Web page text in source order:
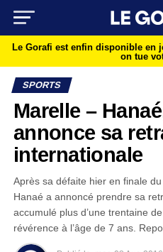
Le Gorafi est enfin disponible en
on tue
SPORTS
Marelle –
annonce sa
internationale
Après sa défaite hier en finale
Hanaé a annoncé prendre sa
accumulé plus d’une trentaine
révérence à l’âge de 7 ans.